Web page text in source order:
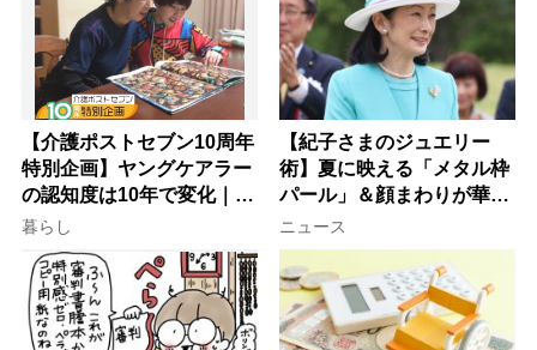
【介護ポストセブン10周年
特別企画】ヤングケアラー
の認知度は10年で変化｜流
行語大賞にノミネート、法
律にも明記されたが果たし
て現在は？
暮らし
【紀子さまのジュエリー
術】夏に映える「メタル枠
パール」＆顔まわりが華や
ぐ「揺れる一粒」の使い分
け方
ニュース